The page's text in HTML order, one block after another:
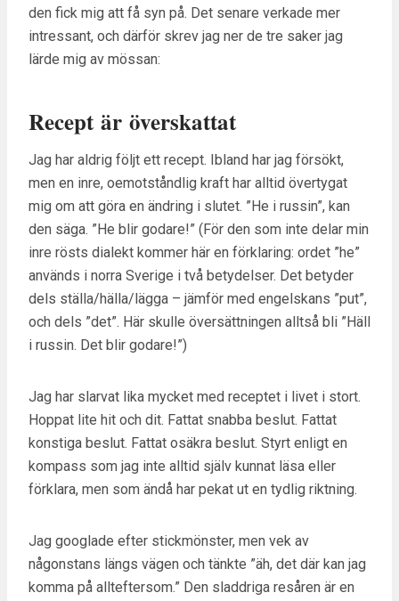
den fick mig att få syn på. Det senare verkade mer
intressant, och därför skrev jag ner de tre saker jag
lärde mig av mössan:
Recept är överskattat
Jag har aldrig följt ett recept. Ibland har jag försökt,
men en inre, oemotståndlig kraft har alltid övertygat
mig om att göra en ändring i slutet. ”He i russin”, kan
den säga. ”He blir godare!” (För den som inte delar min
inre rösts dialekt kommer här en förklaring: ordet ”he”
används i norra Sverige i två betydelser. Det betyder
dels ställa/hälla/lägga – jämför med engelskans ”put”,
och dels ”det”. Här skulle översättningen alltså bli ”Häll
i russin. Det blir godare!”)
Jag har slarvat lika mycket med receptet i livet i stort.
Hoppat lite hit och dit. Fattat snabba beslut. Fattat
konstiga beslut. Fattat osäkra beslut. Styrt enligt en
kompass som jag inte alltid själv kunnat läsa eller
förklara, men som ändå har pekat ut en tydlig riktning.
Jag googlade efter stickmönster, men vek av
någonstans längs vägen och tänkte ”äh, det där kan jag
komma på allteftersom.” Den sladdriga resåren är en